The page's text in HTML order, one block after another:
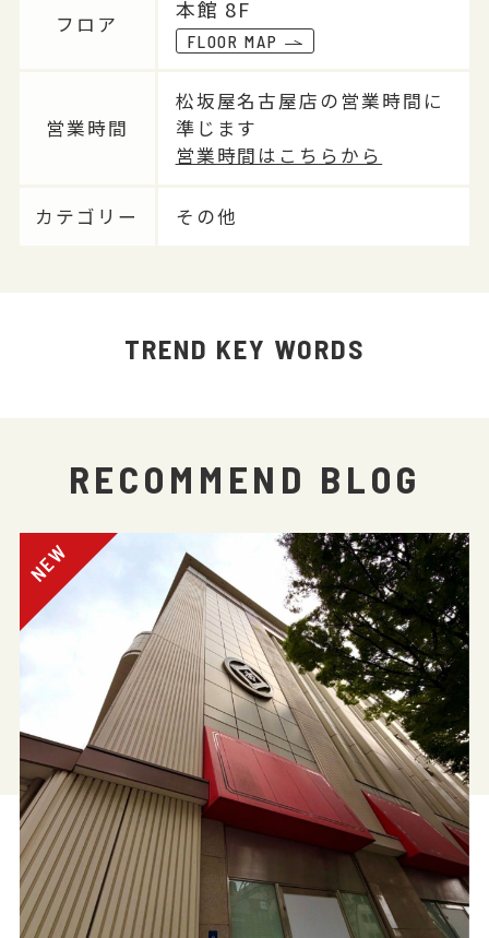
フロア
本館 8F
FLOOR MAP
営業時間
松坂屋名古屋店の営業時間に
準じます
営業時間はこちらから
カテゴリー その他
TREND KEY WORDS
RECOMMEND BLOG